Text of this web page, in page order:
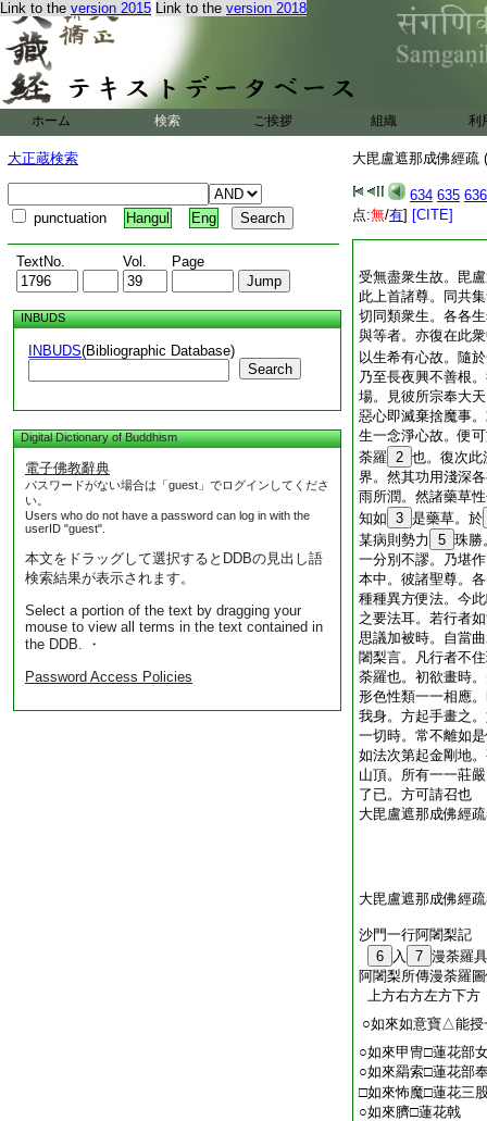
Link to the version 2015 Link to the version 2018
ホーム 検索 ご挨拶 組織 利
大正蔵検索
punctuation Hangul Eng
TextNo. Vol. Page
INBUDS
INBUDS(Bibliographic Database)
Search
Digital Dictionary of Buddhism
電子佛教辭典
パスワードがない場合は「guest」でログインしてくださ
い。
Users who do not have a password can log in with the
userID "guest".
本文をドラッグして選択するとDDBの見出し語
検索結果が表示されます。
Select a portion of the text by dragging your
mouse to view all terms in the text contained in
the DDB. ・
Password Access Policies
大毘盧遮那成佛經疏
634 635 636
点:無/有] [CITE]
受無盡衆生故。毘
此上首諸尊。同共
切同類衆生。各各
與等者。亦復在此
以生希有心故。隨
乃至長夜興不善根
場。見彼所宗奉大
惡心即滅棄捨魔事
生一念淨心故。便
荼羅 2 也。復次此
界。然其功用淺深
雨所潤。然諸藥草
知如 3 是藥草。於
某病則勢力
5 珠勝
一分別不謬。乃堪
本中。彼諸聖尊。
種種異方便法。今
之要法耳。若行者
思議加被時。自當
闍梨言。凡行者不
荼羅也。初欲畫時
形色性類一一相應
我身。方起手畫之
一切時。常不離如
如法次第起金剛地
山頂。所有一一莊
了已。方可請召也
大毘盧遮那成佛經
大毘盧遮那成佛經
沙門一行阿闍梨記
6
入 7 漫荼羅
阿闍梨所傳漫荼羅
上方右方左方下方
○如來如意寶△能授
○如來甲冑□蓮花部
○如來羂索□蓮花部
□如來怖魔□蓮花三
○如來臍□蓮花戟